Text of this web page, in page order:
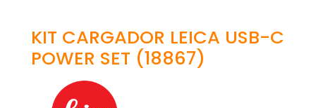
KIT CARGADOR LEICA USB-C
POWER SET (18867)